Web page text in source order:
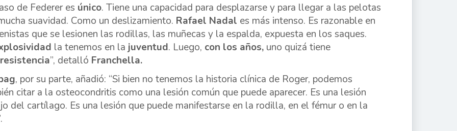
de Federer es único. Tiene una capacidad para desplazarse y para llegar a las pelotas
suavidad. Como un deslizamiento. Rafael Nadal es más intenso. Es razonable en
que se lesionen las rodillas, las muñecas y la espalda, expuesta en los saques.
la tenemos en la juventud. Luego, con los años, uno quizá tiene
resistencia”, detalló Franchella.
, por su parte, añadió: “Si bien no tenemos la historia clínica de Roger, podemos
citar a la osteocondritis como una lesión común que puede aparecer. Es una lesión
del cartílago. Es una lesión que puede manifestarse en la rodilla, en el fémur o en la